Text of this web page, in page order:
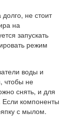
не стоит
на
запускать
режим
воды и
чтобы не
снять, и для
Если компоненты
с мылом.